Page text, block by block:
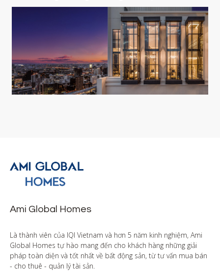
Ami Global Homes
Là thành viên của IQI Vietnam và hơn 5 năm kinh nghiệm, Ami
Global Homes tự hào mang đến cho khách hàng những giải
pháp toàn diện và tốt nhất về bất động sản, từ tư vấn mua bán
- cho thuê - quản lý tài sản.